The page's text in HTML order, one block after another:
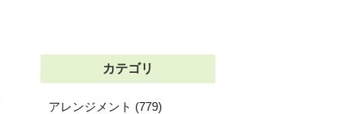
カテゴリ
アレンジメント (779)